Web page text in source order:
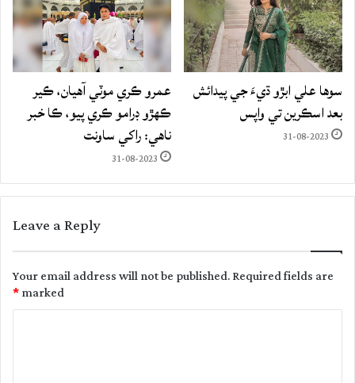
سوها علي ابڙو ڌيءَ جي پيدائش
بعد اسڪرين تي واپس
31-08-2023
عمرو ڪري موٽي آهيان، ڪير
ڪهڙو ڊرامو ڪري پيو، ڪا خبر
ناهي: راکي ساونت
31-08-2023
Leave a Reply
Your email address will not be published.Required fields are
marked
*